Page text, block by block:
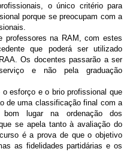
o único critério para
porque se preocupam com a
professores na RAM, com estes
que poderá ser utilizado
Os docentes passarão a ser
e não pela graduação
esforço e o brio profissional que
de uma classificação final com a
lugar na ordenação dos
se apela tanto à avaliação do
é a prova de que o objetivo
as fidelidades partidárias e os